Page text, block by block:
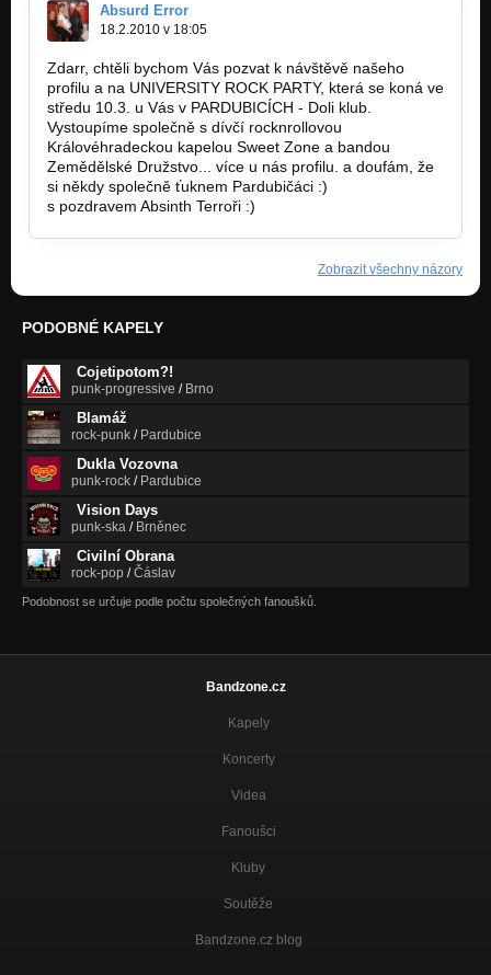
Absurd Error
18.2.2010 v 18:05
Zdarr, chtěli bychom Vás pozvat k návštěvě našeho
profilu a na UNIVERSITY ROCK PARTY, která se koná ve
středu 10.3. u Vás v PARDUBICÍCH - Doli klub.
Vystoupíme společně s dívčí rocknrollovou
Královéhradeckou kapelou Sweet Zone a bandou
Zemědělské Družstvo... více u nás profilu. a doufám, že
si někdy společně ťuknem Pardubičáci :)
s pozdravem Absinth Terroři :)
Zobrazit všechny názory
PODOBNÉ KAPELY
Cojetipotom?!
punk-progressive / Brno
Blamáž
rock-punk / Pardubice
Dukla Vozovna
punk-rock / Pardubice
Vision Days
punk-ska / Brněnec
Civilní Obrana
rock-pop /Čáslav
Podobnost se určuje podle počtu společných fanoušků.
Bandzone.cz
Kapely
Koncerty
Videa
Fanoušci
Kluby
Soutěže
Bandzone.cz blog